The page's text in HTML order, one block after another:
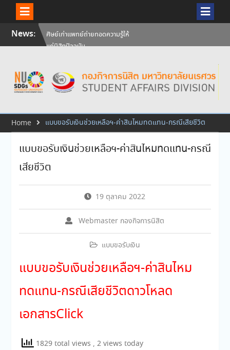
SkipNews:
ศิษย์เก่าแพทย์ถ่ายทอดความรู้ให้
แก่นิสิตปัจจุบัน
นเรศวร ครบรอบ 36 ปี 29
กรกฎาคม 2569
สัมภาษณ์นิสิตเพื่อพิจารณาเข้ารับ
ประจำปีการศึกษา 256
Home แบบขอรับเงินช่วยเหลือฯ-ค่าสินไหมทดแทน-กรณีเสียชีวิต
แบบขอรับเงินช่วยเหลือฯ-ค่าสินไหมทดแทน-กรณี
เสียชีวิต
19 ตุลาคม 2022
Webmaster กองกิจการนิสิต
แบบขอรับเงิน
แบบขอรับเงินช่วยเหลือฯ-ค่าสินไหม
ทดแทน-กรณีเสียชีวิตดาวโหลด
เอกสารClick
1829 total views , 2 views today